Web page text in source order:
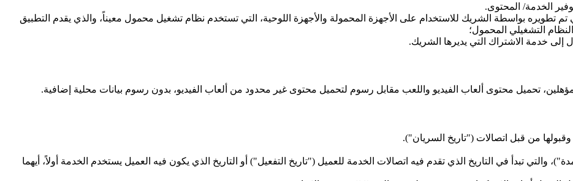
الخدمة/ المحتوى.
بواسطة الشريك للاستخدام على الأجهزة المحمولة والأجهزة اللوحية، التي تستخدم نظام تشغيل محمول معيناً، والذي يقدم التطبيق
التشغيلي المحمول؛
خدمة الاشتراك التي يديرها الشريك.
تحميل محتوى ألعاب الفيديو واللعب مقابل رسوم لتحميل محتوى غير محدود من ألعاب الفيديو، بدون رسوم بيانات محلية إضافية.
وقبولها من قبل اتصالات ("تاريخ السريان").
عن شهر واحد (1) ("الحد الأدنى للمدة")، والتي تبدأ في التاريخ الذي تقدم فيه اتصالات الخدمة للعميل ("تاريخ التفعيل") أو التاريخ الذي يكون فيه العميل يستخدم الخدمة أولاً، أيهما